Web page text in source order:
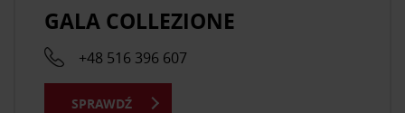
GALA COLLEZIONE
+48 516 396 607
SPRAWDŹ